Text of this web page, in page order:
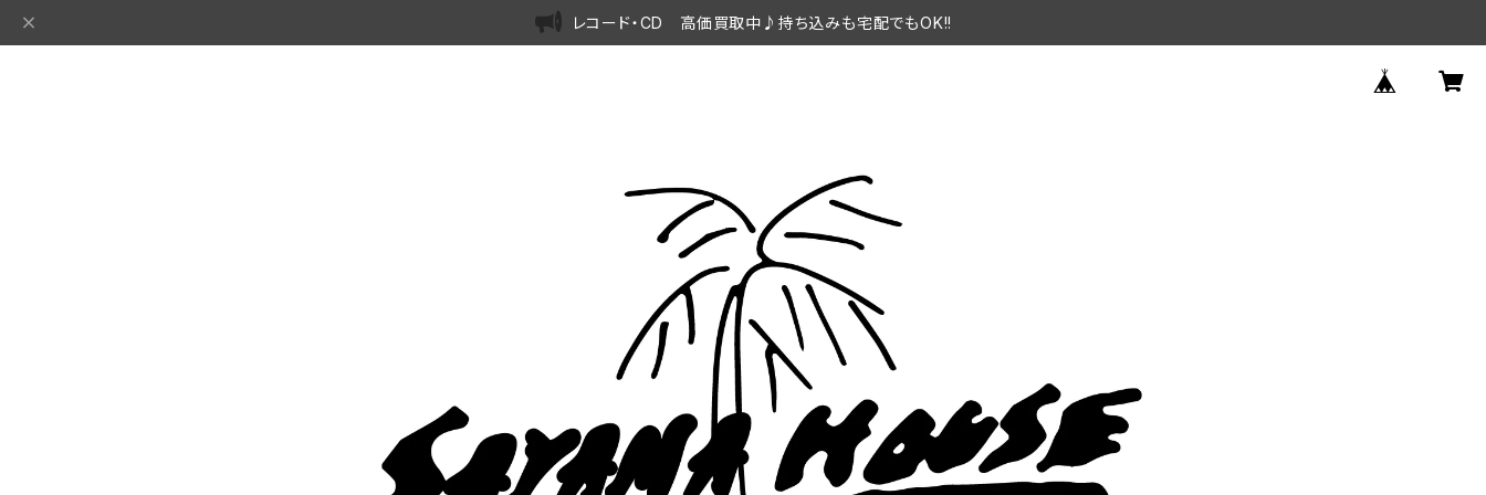
レコード・CD 高価買取中♪持ち込みも宅配でもOK!!